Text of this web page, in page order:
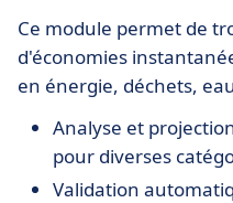
Ce module permet de
d'économies
en énergie, déchets,
Analyse et
pour diverses
Validation